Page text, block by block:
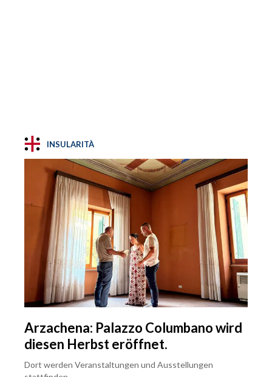
INSULARITÀ
Arzachena: Palazzo Columbano wird
diesen Herbst eröffnet.
Dort werden Veranstaltungen und Ausstellungen